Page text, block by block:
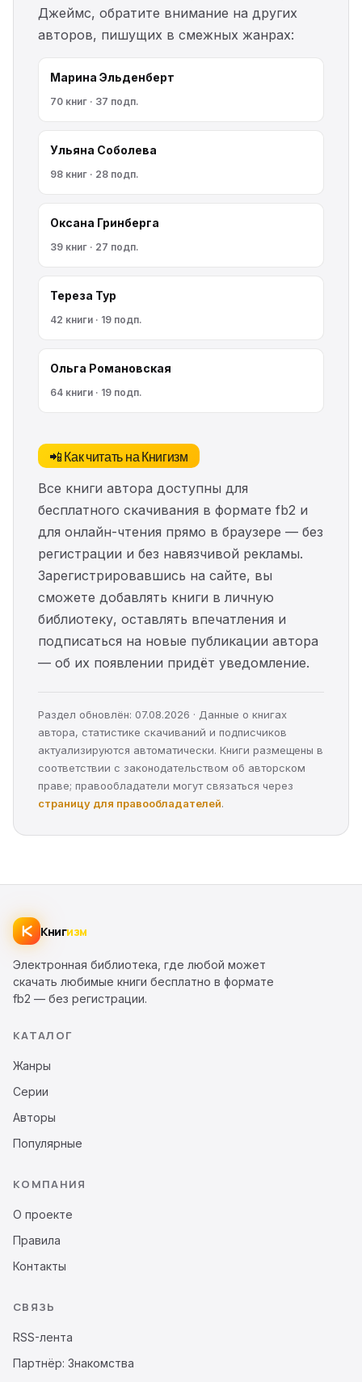
Джеймс, обратите внимание на других
авторов, пишущих в смежных жанрах:
Марина Эльденберт
70 книг · 37 подп.
Ульяна Соболева
98 книг · 28 подп.
Оксана Гринберга
39 книг · 27 подп.
Тереза Тур
42 книги · 19 подп.
Ольга Романовская
64 книги · 19 подп.
📲 Как читать на Книгизм
Все книги автора доступны для
бесплатного скачивания в формате fb2 и
для онлайн-чтения прямо в браузере — без
регистрации и без навязчивой рекламы.
Зарегистрировавшись на сайте, вы
сможете добавлять книги в личную
библиотеку, оставлять впечатления и
подписаться на новые публикации автора
— об их появлении придёт уведомление.
Раздел обновлён: 07.08.2026 · Данные о книгах
автора, статистике скачиваний и подписчиков
актуализируются автоматически. Книги размещены в
соответствии с законодательством об авторском
праве; правообладатели могут связаться через
страницу для правообладателей.
Книгизм
Электронная библиотека, где любой может
скачать любимые книги бесплатно в формате
fb2 — без регистрации.
КАТАЛОГ
Жанры
Серии
Авторы
Популярные
КОМПАНИЯ
О проекте
Правила
Контакты
СВЯЗЬ
RSS-лента
Партнёр: Знакомства